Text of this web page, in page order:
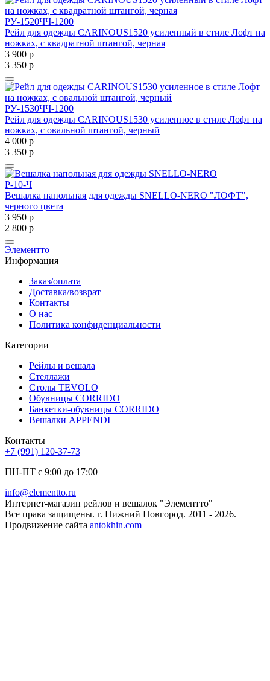
РУ-1520ЧЧ-1200
Рейл для одежды CARINOUS1520 усиленный в стиле Лофт на
ножках, с квадратной штангой, черная
3 900 р
3 350 р
РУ-1530ЧЧ-1200
Рейл для одежды CARINOUS1530 усиленное в стиле Лофт на
ножках, с овальной штангой, черный
4 000 р
3 350 р
Р-10-Ч
Вешалка напольная для одежды SNELLO-NERO "ЛОФТ",
черного цвета
3 950 р
2 800 р
Элементто
Информация
Заказ/оплата
Доставка/возврат
Контакты
О нас
Политика конфиденциальности
Категории
Рейлы и вешала
Стеллажи
Столы TEVOLO
Обувницы CORRIDO
Банкетки-обувницы CORRIDO
Вешалки APPENDI
Контакты
+7 (991) 120-37-73
ПН-ПТ с 9:00 до 17:00
info@elementto.ru
Интернет-магазин рейлов и вешалок "Элементто"
Все права защищены. г. Нижний Новгород. 2011 - 2026.
Продвижение сайта antokhin.com